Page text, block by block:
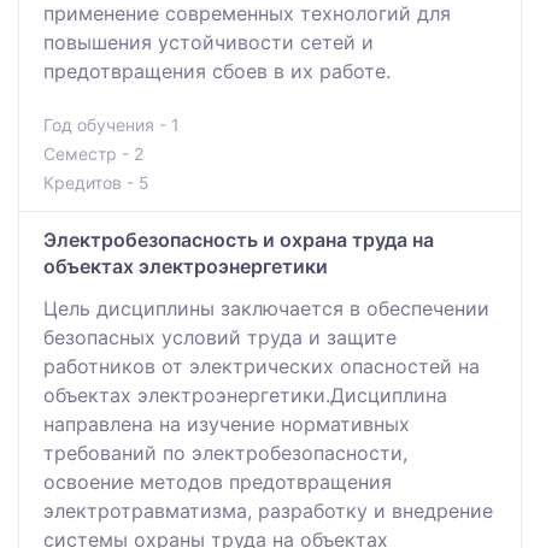
применение современных технологий для
повышения устойчивости сетей и
предотвращения сбоев в их работе.
Год обучения - 1
Семестр - 2
Кредитов - 5
Электробезопасность и охрана труда на
объектах электроэнергетики
Цель дисциплины заключается в обеспечении
безопасных условий труда и защите
работников от электрических опасностей на
объектах электроэнергетики.Дисциплина
направлена на изучение нормативных
требований по электробезопасности,
освоение методов предотвращения
электротравматизма, разработку и внедрение
системы охраны труда на объектах